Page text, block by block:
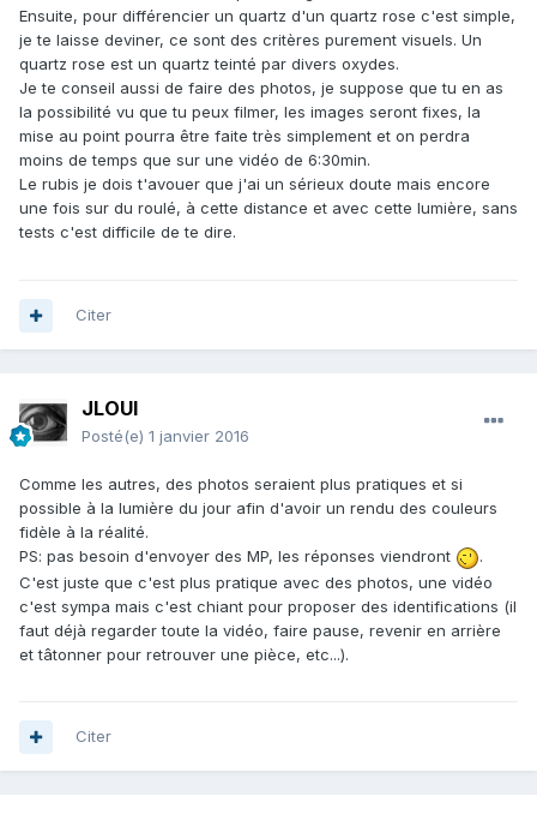
Ensuite, pour différencier un quartz d'un quartz rose c'est simple,
je te laisse deviner, ce sont des critères purement visuels. Un
quartz rose est un quartz teinté par divers oxydes.
Je te conseil aussi de faire des photos, je suppose que tu en as
la possibilité vu que tu peux filmer, les images seront fixes, la
mise au point pourra être faite très simplement et on perdra
moins de temps que sur une vidéo de 6:30min.
Le rubis je dois t'avouer que j'ai un sérieux doute mais encore
une fois sur du roulé, à cette distance et avec cette lumière, sans
tests c'est difficile de te dire.
Citer
JLOUI
Posté(e) 1 janvier 2016
Comme les autres, des photos seraient plus pratiques et si
possible à la lumière du jour afin d'avoir un rendu des couleurs
fidèle à la réalité.
PS: pas besoin d'envoyer des MP, les réponses viendront
.
C'est juste que c'est plus pratique avec des photos, une vidéo
c'est sympa mais c'est chiant pour proposer des identifications (il
faut déjà regarder toute la vidéo, faire pause, revenir en arrière
et tâtonner pour retrouver une pièce, etc...).
Citer